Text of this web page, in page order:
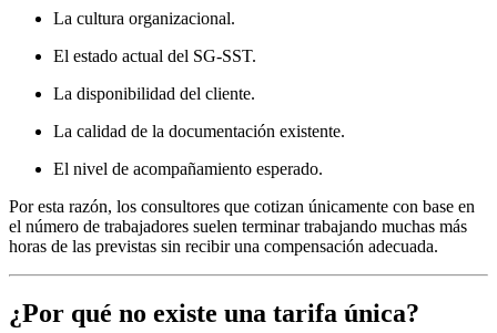
La cultura organizacional.
El estado actual del SG-SST.
La disponibilidad del cliente.
La calidad de la documentación existente.
El nivel de acompañamiento esperado.
Por esta razón, los consultores que cotizan únicamente con base en
el número de trabajadores suelen terminar trabajando muchas más
horas de las previstas sin recibir una compensación adecuada.
¿Por qué no existe una tarifa única?